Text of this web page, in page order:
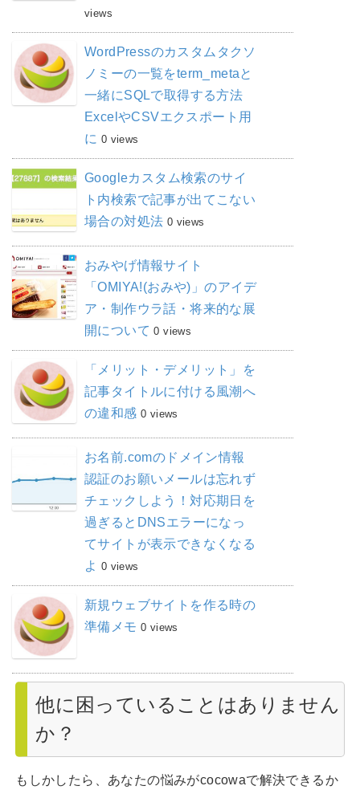
views
WordPressのカスタムタクソ
ノミーの一覧をterm_metaと
一緒にSQLで取得する方法
ExcelやCSVエクスポート用
に 0 views
Googleカスタム検索のサイ
ト内検索で記事が出てこない
場合の対処法 0 views
おみやげ情報サイト
「OMIYA!(おみや)」のアイデ
ア・制作ウラ話・将来的な展
開について 0 views
「メリット・デメリット」を
記事タイトルに付ける風潮へ
の違和感 0 views
お名前.comのドメイン情報
認証のお願いメールは忘れず
チェックしよう！対応期日を
過ぎるとDNSエラーになっ
てサイトが表示できなくなる
よ 0 views
新規ウェブサイトを作る時の
準備メモ 0 views
他に困っていることはありません
か？
もしかしたら、あなたの悩みがcocowaで解決できるか